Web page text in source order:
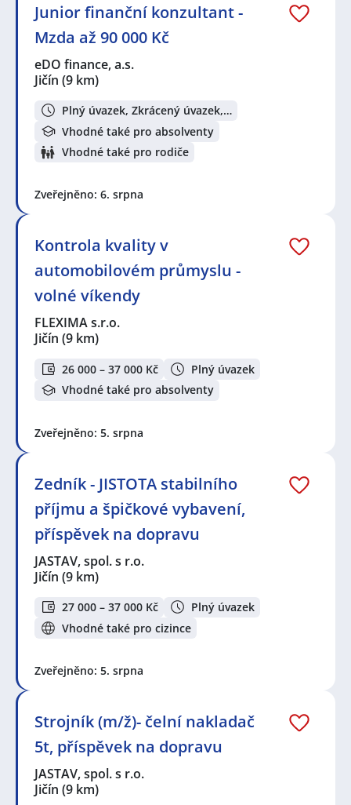
Junior finanční konzultant -
Mzda až 90 000 Kč
eDO finance, a.s.
Jičín (9 km)
Plný úvazek, Zkrácený úvazek,…
Vhodné také pro absolventy
Vhodné také pro rodiče
Zveřejněno: 6. srpna
Kontrola kvality v
automobilovém průmyslu -
volné víkendy
FLEXIMA s.r.o.
Jičín (9 km)
26 000 – 37 000 Kč
Plný úvazek
Vhodné také pro absolventy
Zveřejněno: 5. srpna
Zedník - JISTOTA stabilního
příjmu a špičkové vybavení,
příspěvek na dopravu
JASTAV, spol. s r.o.
Jičín (9 km)
27 000 – 37 000 Kč
Plný úvazek
Vhodné také pro cizince
Zveřejněno: 5. srpna
Strojník (m/ž)- čelní nakladač
5t, příspěvek na dopravu
JASTAV, spol. s r.o.
Jičín (9 km)